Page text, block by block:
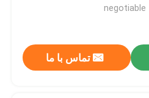
تماس با ما